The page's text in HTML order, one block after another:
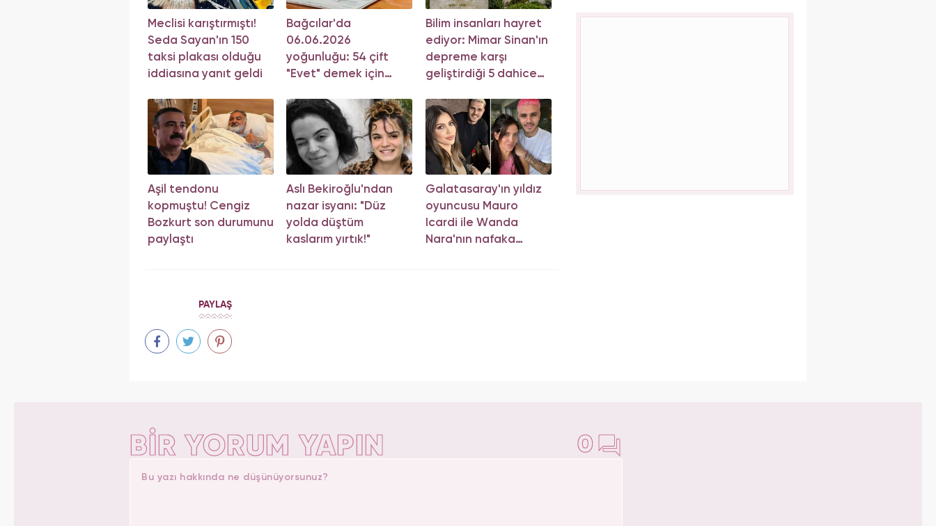
Meclisi karıştırmıştı!
Seda Sayan'ın 150
taksi plakası olduğu
iddiasına yanıt geldi
Bağcılar'da
06.06.2026
yoğunluğu: 54 çift
"Evet" demek için
Bilim insanları hayret
ediyor: Mimar Sinan'ın
depreme karşı
geliştirdiği 5 dahice
Aşil tendonu
kopmuştu! Cengiz
Bozkurt son durumunu
paylaştı
Aslı Bekiroğlu'ndan
nazar isyanı: "Düz
yolda düştüm
kaslarım yırtık!"
Galatasaray'ın yıldız
oyuncusu Mauro
Icardi ile Wanda
Nara'nın nafaka
PAYLAŞ
BİR YORUM YAPIN 0